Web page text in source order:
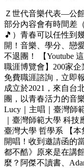
Ｚ世代音樂代表—公
部分內容會有時間差
🎵）青春可以任性到
開！音樂、學分、戀
不退團！ 【Youtube
職涯博覽會】200家企
免費職涯諮詢，立即
成立於2021，來自台
團，以青春活力的音
Lucy｜主唱｜臺灣師
｜臺灣師範大學 科技
臺灣大學 哲學系 【
開唱！收到邀請函的
都不酷》原來是在講
麼？阿傑不讀書、